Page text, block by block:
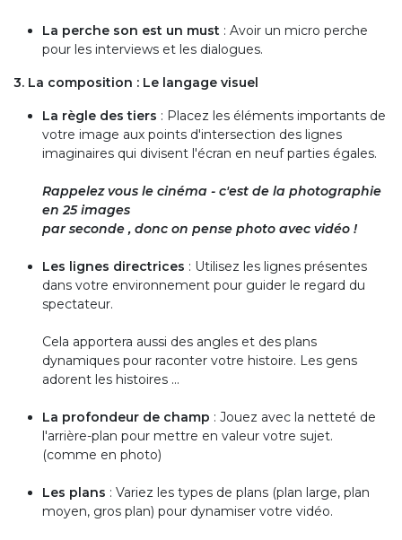
La perche son est un must : Avoir un micro perche
pour les interviews et les dialogues.
3. La composition : Le langage visuel
La règle des tiers : Placez les éléments importants de
votre image aux points d'intersection des lignes
imaginaires qui divisent l'écran en neuf parties égales.
Rappelez vous le cinéma - c'est de la photographie
en 25 images
par seconde , donc on pense photo avec vidéo !
Les lignes directrices : Utilisez les lignes présentes
dans votre environnement pour guider le regard du
spectateur.
Cela apportera aussi des angles et des plans
dynamiques pour raconter votre histoire. Les gens
adorent les histoires ...
La profondeur de champ : Jouez avec la netteté de
l'arrière-plan pour mettre en valeur votre sujet.
(comme en photo)
Les plans : Variez les types de plans (plan large, plan
moyen, gros plan) pour dynamiser votre vidéo.